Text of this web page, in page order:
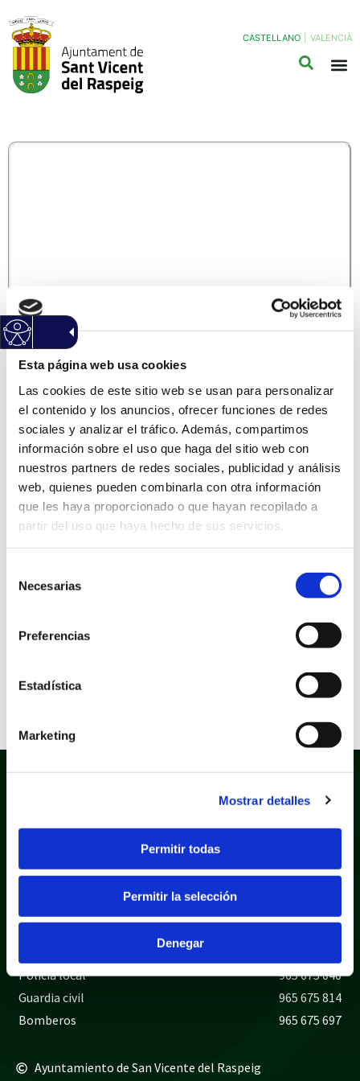
Esta página web usa cookies
Las cookies de este sitio web se usan para personalizar
el contenido y los anuncios, ofrecer funciones de redes
sociales y analizar el tráfico. Además, compartimos
información sobre el uso que haga del sitio web con
nuestros partners de redes sociales, publicidad y análisis
web, quienes pueden combinarla con otra información
que les haya proporcionado o que hayan recopilado a
partir del uso que haya hecho de sus servicios.
Necesarias
Preferencias
Estadística
Marketing
Mostrar detalles
Permitir todas
Permitir la selección
Denegar
CASTELLANO VALENCIÀ
(Haz clic Aqui para descargar el modelo normalizado)
Información General
Código: OCU01
Versión: 1
Ámbitos: Servicios relacionados con la ciudadanía.,
Servicios relacionados con empresas.
Área: Ocupación de Vía Pública
Idioma: Castellano
Información sobre la aprobación
Expediente de aprobación: 873801N
Decreto de aprobación: 4563
Fecha de aprobación: 21/10/2021
Información sobre el documento:
Tipo de firma: Certificado electrónico, Firma manual
Estado de elaboración: Original, Copia electrónica
Formato Ficheros: Texto
Tipo: Uso generalizo
Versión mínima aceptada: 1.4
Política de privacidad
Aviso legal
Teléfonos de interés
Policía local
965 675 040
Guardia civil
965 675 814
Bomberos
965 675 697
Ayuntamiento de San Vicente del Raspeig